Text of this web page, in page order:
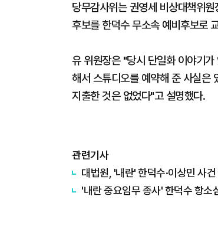
당무감사위는 권영세 비상대책위
후보를 한덕수 무소속 예비후보로
유 위원장은 "당시 단일화 이야기
해서 스튜디오를 예약해 준 사실은
지출한 것은 없었다"고 설명했다.
관련기사
대법원, '내란' 한덕수·이상민 사
'내란 중요임무 종사' 한덕수 항